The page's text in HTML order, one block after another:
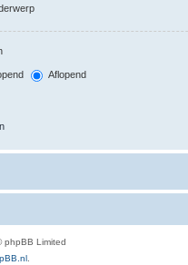
Aflopend
phpBB Limited